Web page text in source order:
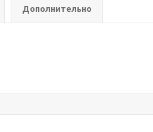
Дополнительно